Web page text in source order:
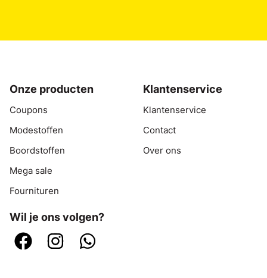
Onze producten
Coupons
Modestoffen
Boordstoffen
Mega sale
Fournituren
Klantenservice
Klantenservice
Contact
Wil je ons volgen?